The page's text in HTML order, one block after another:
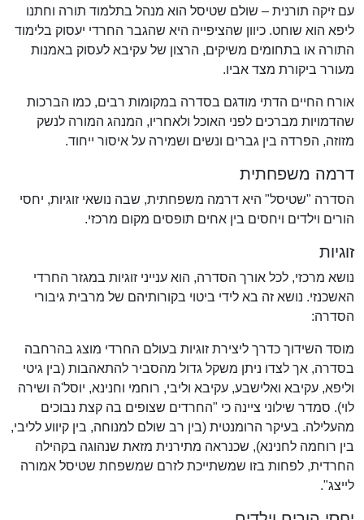
עם זיקה תורנית – שולם שטיסל הוא מנהל בתלמוד תורה וחתנו
ליפא הוא שוחט. כיוון שהציפייה היא שהגבר החרדי יעסוק בלימוד
התורה או בתחומים משיקים, הרצון של עקיבא לעסוק באמנות
מעורר ביקורת מצד אביו.
אורח החיים הדתי מודגם בסדרה במקומות רבים, כמו הברכות
שהדמויות מברכים לפני האוכל ולאחריו, המנהג המורה לנשק
מזוזה, הפרדה בין גברים ונשים ושמירה על איסור ייחוד.
דרמה משפחתית
הסדרה "שטיסל" היא דרמה משפחתית, שבה נושאי זוגיות, יחסי
הורים וילדים ויחסים בין אחים תופסים מקום מרכזי.
זוגיות
נושא מרכזי, לכל אורך הסדרה, הוא ענייני זוגיות במגזר החרדי
האשכנזי. נושא זה בא לידי ביטוי בקורותיהם של מרבית גיבורי
הסדרה:
מוסד השידוך כדרך ליצירת זוגיות בעולם החרדי מוצג בהרחבה
בסדרה, אך לצדו ניתן משקל גדול מהסביר להתאהבות (בין גיטי
וליפא, עקיבא ואלישבע, עקיבא וליבי, רוחמי וחנינא, יוסל'ה ושירה
לוי). סמדר שילוני ציינה כי "החרדים שצופים בה קצת נבוכים
מהעלילה. בעיקר הרומנטית (בין רב שולם למנוחה, בין קיווע לליבי,
בין רוחמה לחנינא), שכנראה מתירנית מזאת שנהוגה בקהילה
החרדית, לפחות בזו שמשתייכת לזרם שמשפחת שטיסל אמורה
לייצג".